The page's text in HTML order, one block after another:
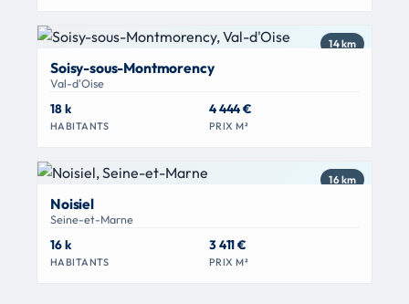
14 km
Soisy-sous-Montmorency
Val-d'Oise
18 k
HABITANTS
4 444 €
PRIX M²
16 km
Noisiel
Seine-et-Marne
16 k
HABITANTS
3 411 €
PRIX M²